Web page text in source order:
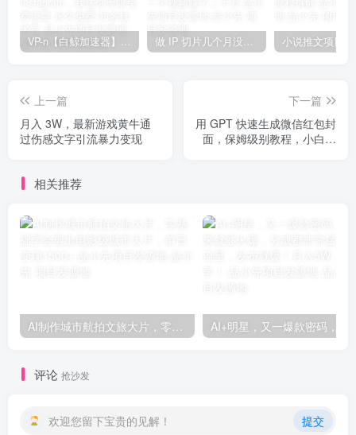
VP-n【白鲸加速器】在国内也能刷油管、Instagram，我送你无限免费流量 永久免费-知名技术官-品小先项目发源地 做 IP 切片几个月没赚到什么钱，蹭上热点，靠一个视频赚了二十万-品小先项目发源地
上一篇
月入 3W，最新游戏黄牛通
过伤感文字引流暴力变现
下一篇
用 GPT 快速生成微信红包封
面，保姆级别教程，小白看
相关推荐
AI制作城市航拍文旅大片，零基础学会剪出电影级城市大片，单日变现1500+-品小先项目发源地
评论 抢沙发
欢迎您留下宝贵的见解！ 提交